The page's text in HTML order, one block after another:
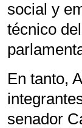
social y
técnico del
En tanto,
senador